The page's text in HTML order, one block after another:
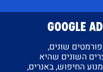
שונים,
השונים שהיא
החיפוש, באנרים,